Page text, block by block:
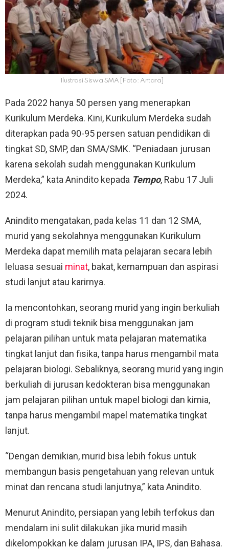
Ilustrasi Siswa SMA [Foto: Antara]
Pada 2022 hanya 50 persen yang menerapkan
Kurikulum Merdeka. Kini, Kurikulum Merdeka sudah
diterapkan pada 90-95 persen satuan pendidikan di
tingkat SD, SMP, dan SMA/SMK. “Peniadaan jurusan
karena sekolah sudah menggunakan Kurikulum
Merdeka,” kata Anindito kepada Tempo, Rabu 17 Juli
2024.
Anindito mengatakan, pada kelas 11 dan 12 SMA,
murid yang sekolahnya menggunakan Kurikulum
Merdeka dapat memilih mata pelajaran secara lebih
leluasa sesuai minat, bakat, kemampuan dan aspirasi
studi lanjut atau karirnya.
Ia mencontohkan, seorang murid yang ingin berkuliah
di program studi teknik bisa menggunakan jam
pelajaran pilihan untuk mata pelajaran matematika
tingkat lanjut dan fisika, tanpa harus mengambil mata
pelajaran biologi. Sebaliknya, seorang murid yang ingin
berkuliah di jurusan kedokteran bisa menggunakan
jam pelajaran pilihan untuk mapel biologi dan kimia,
tanpa harus mengambil mapel matematika tingkat
lanjut.
“Dengan demikian, murid bisa lebih fokus untuk
membangun basis pengetahuan yang relevan untuk
minat dan rencana studi lanjutnya,” kata Anindito.
Menurut Anindito, persiapan yang lebih terfokus dan
mendalam ini sulit dilakukan jika murid masih
dikelompokkan ke dalam jurusan IPA, IPS, dan Bahasa.